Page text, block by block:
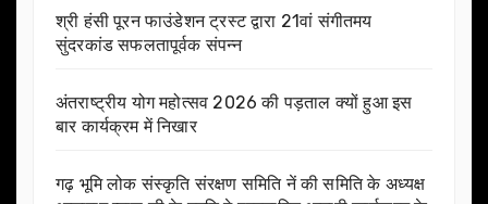
श्री हंसी पूरन फाउंडेशन ट्रस्ट द्वारा 21वां संगीतमय
सुंदरकांड सफलतापूर्वक संपन्न
अंतराष्ट्रीय योग महोत्सव 2026 की पड़ताल क्यों हुआ इस
बार कार्यक्रम में निखार
गढ़ भूमि लोक संस्कृति संरक्षण समिति नें की समिति के अध्यक्ष